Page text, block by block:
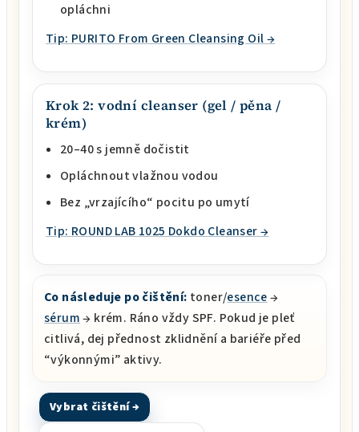
opláchni
Tip: PURITO From Green Cleansing Oil →
Krok 2: vodní cleanser (gel / pěna /
krém)
20–40 s jemně dočistit
Opláchnout vlažnou vodou
Bez „vrzajícího“ pocitu po umytí
Tip: ROUND LAB 1025 Dokdo Cleanser →
Co následuje po čištění: toner/esence→
sérum→ krém. Ráno vždy SPF. Pokud je pleť
citlivá, dej přednost zklidnění a bariéře před
“výkonnými” aktivy.
Vybrat čištění →